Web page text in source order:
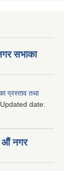
सभाका
प्रस्ताव तथा
Updated date:
औं नगर